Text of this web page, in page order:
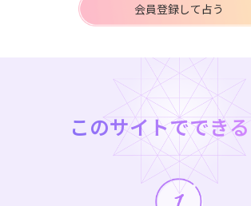
会員登録して占う
このサイトででき